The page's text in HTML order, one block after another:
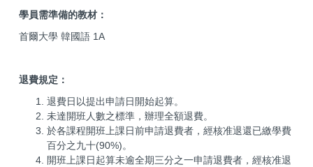
學員需準備的教材：
首爾大學 韓國語 1A
退費規定：
退費日以提出申請日開始起算。
未達開班人數之標準，辦理全額退費。
於各課程開班上課日前申請退費者，經核准退還已繳學費
百分之九十(90%)。
開班上課日起算未逾全期三分之一申請退費者，經核准退